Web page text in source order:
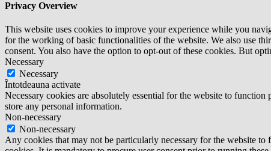
Privacy Overview
This website uses cookies to improve your experience while you
for the working of basic functionalities of the website. We also use
consent. You also have the option to opt-out of these cookies. But
Necessary
Necessary
Întotdeauna activate
Necessary cookies are absolutely essential for the website to
store any personal information.
Non-necessary
Non-necessary
Any cookies that may not be particularly necessary for the website to